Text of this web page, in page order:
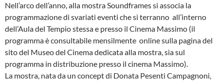
Nell’arco dell’anno, alla mostra Soundframes si associa la
programmazione di svariati eventi che si terranno all’interno
dell’Aula del Tempio stessa e presso il Cinema Massimo (il
programma è consultabile mensilmente online sulla pagina del
sito del Museo del Cinema dedicata alla mostra, sia sul
programma in distribuzione presso il cinema Massimo).
La mostra, nata da un concept di Donata Pesenti Campagnoni,